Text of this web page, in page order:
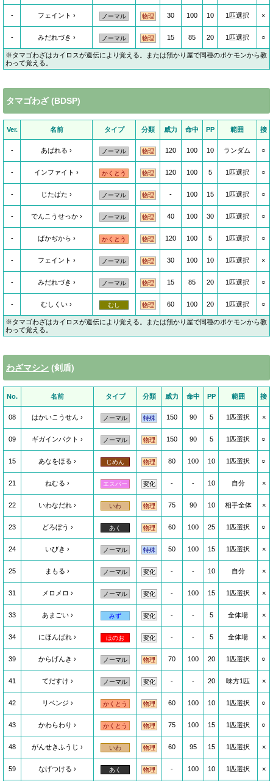
- フェイント ノーマル 物理 30 100 10 1匹選択 ×
- みだれづき ノーマル 物理 15 85 20 1匹選択 ○
※タマゴわざはカイロスが遺伝により覚える。または預かり屋で同種のポケモンから教
わって覚える。
タマゴわざ (BDSP)
Ver. 名前 タイプ 分類 威力 命中 PP 範囲 接
- あばれる ノーマル 物理 120 100 10 ランダム ○
- インファイト かくとう 物理 120 100 5 1匹選択 ○
- じたばた ノーマル 物理 - 100 15 1匹選択 ○
- でんこうせっか ノーマル 物理 40 100 30 1匹選択 ○
- ばかぢから かくとう 物理 120 100 5 1匹選択 ○
- フェイント ノーマル 物理 30 100 10 1匹選択 ×
- みだれづき ノーマル 物理 15 85 20 1匹選択 ○
- むしくい むし 物理 60 100 20 1匹選択 ○
※タマゴわざはカイロスが遺伝により覚える。または預かり屋で同種のポケモンから教
わって覚える。
わざマシン (剣盾)
No. 名前 タイプ 分類 威力 命中 PP 範囲 接
08 はかいこうせん ノーマル 特殊 150 90 5 1匹選択 ×
09 ギガインパクト ノーマル 物理 150 90 5 1匹選択 ○
15 あなをほる じめん 物理 80 100 10 1匹選択 ○
21 ねむる エスパー 変化 - - 10 自分 ×
22 いわなだれ いわ 物理 75 90 10 相手全体 ×
23 どろぼう あく 物理 60 100 25 1匹選択 ○
24 いびき ノーマル 特殊 50 100 15 1匹選択 ×
25 まもる ノーマル 変化 - - 10 自分 ×
31 メロメロ ノーマル 変化 - 100 15 1匹選択 ×
33 あまごい みず 変化 - - 5 全体場 ×
34 にほんばれ ほのお 変化 - - 5 全体場 ×
39 からげんき ノーマル 物理 70 100 20 1匹選択 ○
41 てだすけ ノーマル 変化 - - 20 味方1匹 ×
42 リベンジ かくとう 物理 60 100 10 1匹選択 ○
43 かわらわり かくとう 物理 75 100 15 1匹選択 ○
48 がんせきふうじ いわ 物理 60 95 15 1匹選択 ×
59 なげつける あく 物理 - 100 10 1匹選択 ×